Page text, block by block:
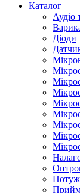
Каталог
Аудіо
Діоди